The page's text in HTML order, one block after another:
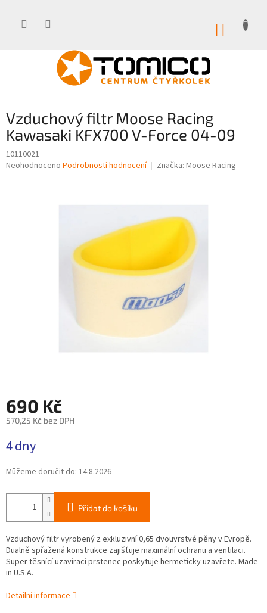
Vzduchový filtr Moose Racing
Kawasaki KFX700 V-Force 04-09
10110021
Průměrné
Neohodnoceno Podrobnosti hodnocení Značka: Moose Racing
690 Kč
570,25 Kč bez DPH
cena:
4 dny
Můžeme doručit do: 14.8.2026
Přidat do košíku
Vzduchový filtr vyrobený z exkluzivní 0,65 dvouvrstvé pěny v Evropě.
Dualně spřažená konstrukce zajišťuje maximální ochranu a ventilaci.
Super těsnící uzavírací prstenec poskytuje hermeticky uzavřete. Made
in U.S.A.
Detailní informace